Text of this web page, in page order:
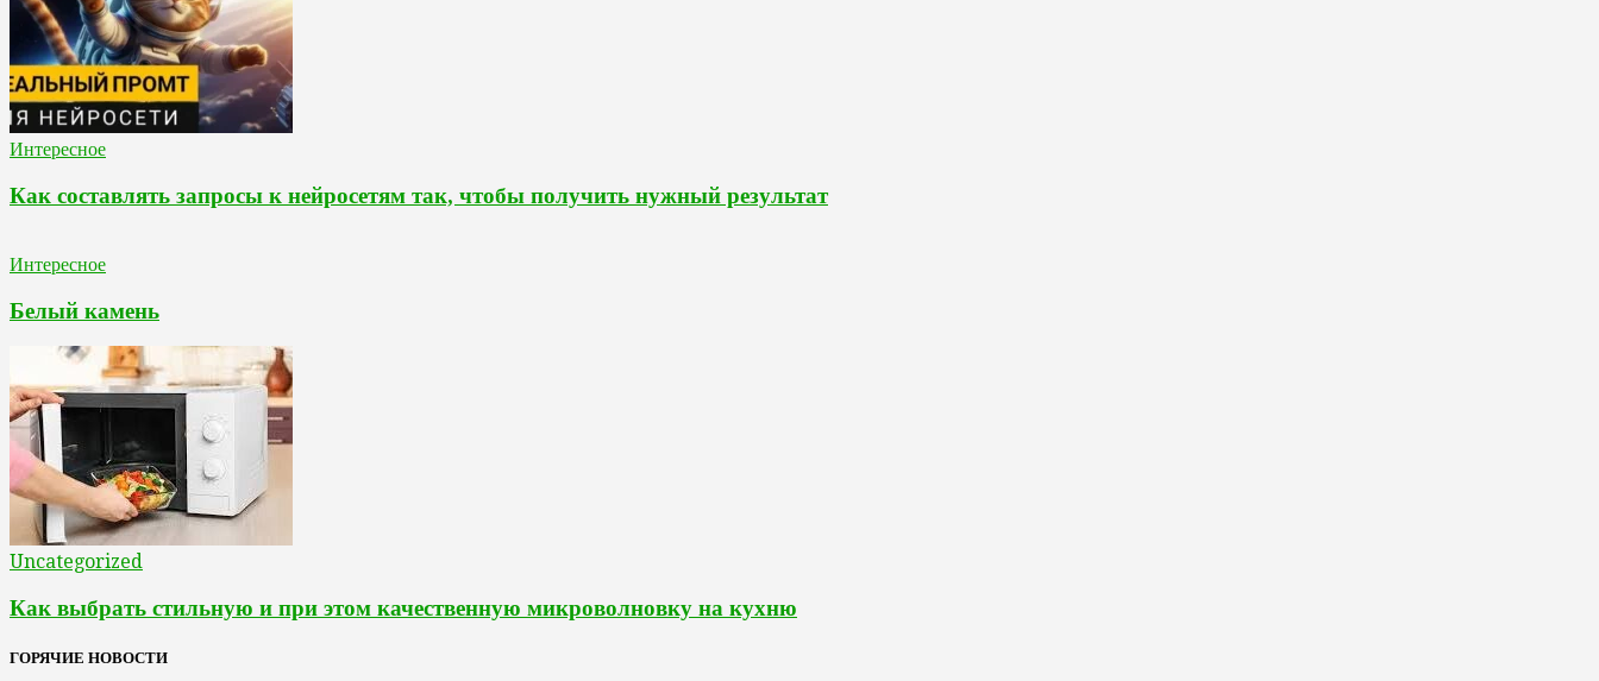
Интересное
Как составлять запросы к нейросетям так, чтобы получить нужный результат
Интересное
Белый камень
Uncategorized
Как выбрать стильную и при этом качественную микроволновку на кухню
ГОРЯЧИЕ НОВОСТИ